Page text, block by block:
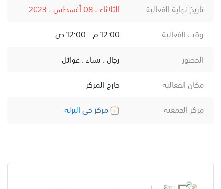
تاريخ نهاية الفعالية
الثلاثاء ، 08 أغسطس ، 2023
وقت الفعالية
12:00 م - 12:00 ص
الحضور
رجال , نساء , عوائل
مكان الفعالية
خارج المركز
مركز الجمعية
مركز حي النزلة